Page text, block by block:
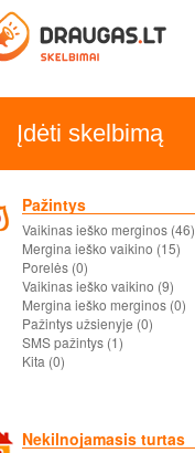
Įdėti skelbimą
Pažintys
Vaikinas ieško merginos (46)
Mergina ieško vaikino (15)
Porelės (0)
Vaikinas ieško vaikino (9)
Mergina ieško merginos (0)
Pažintys užsienyje (0)
SMS pažintys (1)
Kita (0)
Nekilnojamasis turtas